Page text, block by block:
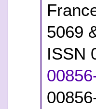
5069
ISSN